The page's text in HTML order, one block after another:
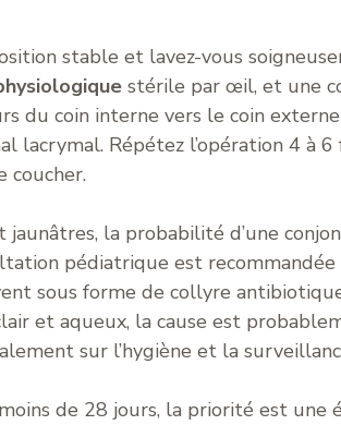
stable et lavez-vous
stérile par œil, et une
du coin interne vers le coin externe
lacrymal. Répétez l’opération 4 à 6
coucher.
jaunâtres, la probabilité d’une
pédiatrique est
sous forme de collyre
et aqueux, la cause est
sur l’hygiène et la
de 28 jours, la priorité est une